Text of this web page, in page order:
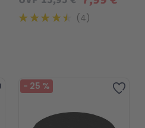
4
Zur Wunschliste hinzufügen Zur
- 25 %